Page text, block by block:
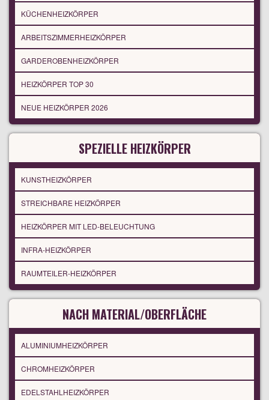
KÜCHENHEIZKÖRPER
ARBEITSZIMMERHEIZKÖRPER
GARDEROBENHEIZKÖRPER
HEIZKÖRPER TOP 30
NEUE HEIZKÖRPER 2026
SPEZIELLE HEIZKÖRPER
KUNSTHEIZKÖRPER
STREICHBARE HEIZKÖRPER
HEIZKÖRPER MIT LED-BELEUCHTUNG
INFRA-HEIZKÖRPER
RAUMTEILER-HEIZKÖRPER
NACH MATERIAL/OBERFLÄCHE
ALUMINIUMHEIZKÖRPER
CHROMHEIZKÖRPER
EDELSTAHLHEIZKÖRPER